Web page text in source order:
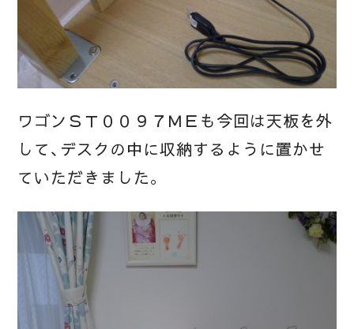
ワゴンＳＴ００９７ＭＥも今回は天板を外
して、デスクの中に収納するように置かせ
ていただきました。